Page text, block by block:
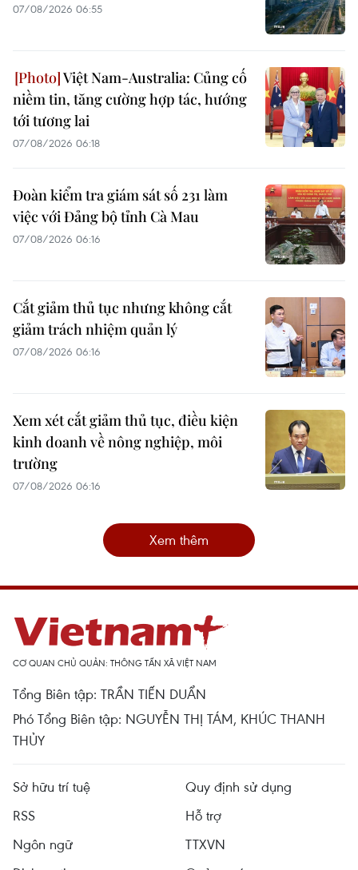
07/08/2026 06:55
Việt Nam-Australia: Củng cố
niềm tin, tăng cường hợp tác, hướng
tới tương lai
07/08/2026 06:18
Đoàn kiểm tra giám sát số 231 làm
việc với Đảng bộ tỉnh Cà Mau
07/08/2026 06:16
Cắt giảm thủ tục nhưng không cắt
giảm trách nhiệm quản lý
07/08/2026 06:16
Xem xét cắt giảm thủ tục, điều kiện
kinh doanh về nông nghiệp, môi
trường
07/08/2026 06:16
Xem thêm
CƠ QUAN CHỦ QUẢN: THÔNG TẤN XÃ VIỆT NAM
Tổng Biên tập: TRẦN TIẾN DUẨN
Phó Tổng Biên tập: NGUYỄN THỊ TÁM, KHÚC THANH
THỦY
Sở hữu trí tuệ
Quy định sử dụng
RSS
Hỗ trợ
Ngôn ngữ
TTXVN